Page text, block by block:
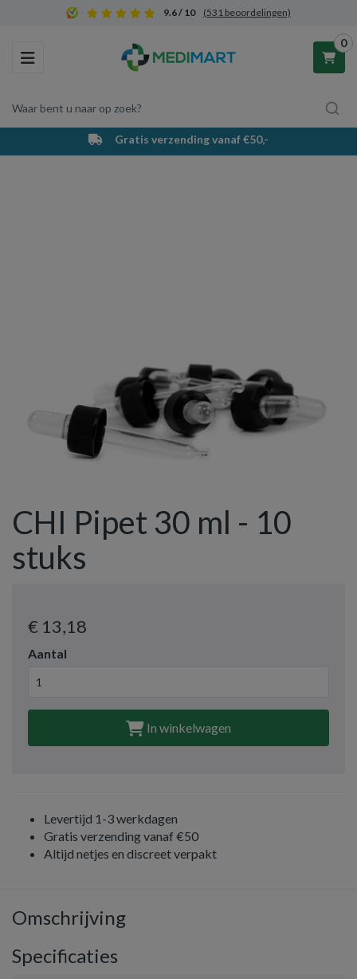
9.6 / 10 (531 beoordelingen)
Toggle navigation
Waar bent u naar op zoek?
0
Winkelwagen
Gratis verzending vanaf €50,-
CHI Pipet 30 ml - 10
stuks
€ 13,18
Aantal
In winkelwagen
Levertijd 1-3 werkdagen
Gratis verzending vanaf €50
Altijd netjes en discreet verpakt
Omschrijving
Specificaties